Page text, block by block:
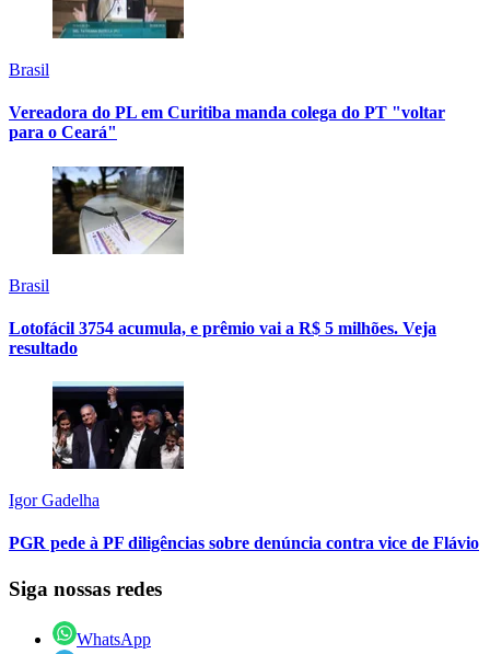
Brasil
Vereadora do PL em Curitiba manda colega do PT "voltar
para o Ceará"
Brasil
Lotofácil 3754 acumula, e prêmio vai a R$ 5 milhões. Veja
resultado
Igor Gadelha
PGR pede à PF diligências sobre denúncia contra vice de Flávio
Siga nossas redes
WhatsApp